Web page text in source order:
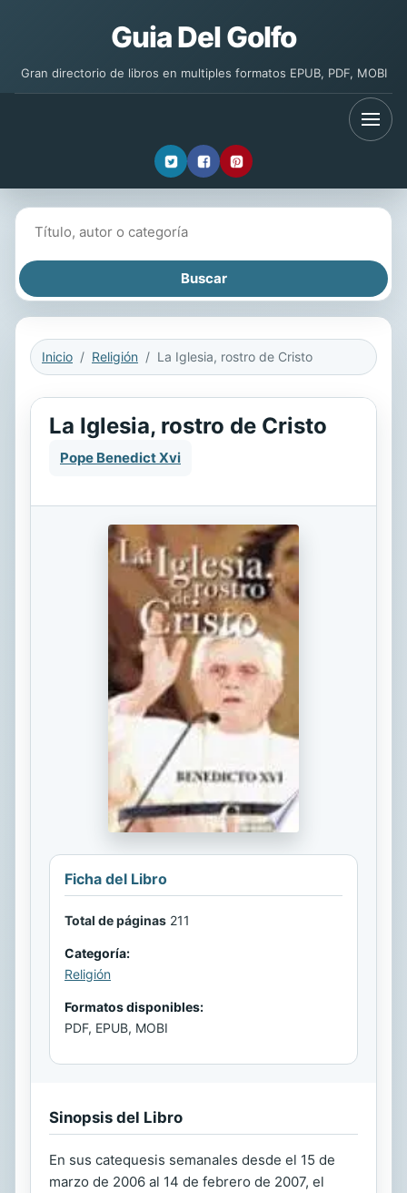
Guia Del Golfo
Gran directorio de libros en multiples formatos EPUB, PDF, MOBI
Inicio Religión La Iglesia, rostro de Cristo
La Iglesia, rostro de Cristo
Pope Benedict Xvi
Ficha del Libro
Total de páginas 211
Categoría:
Religión
Formatos disponibles:
PDF, EPUB, MOBI
Sinopsis del Libro
En sus catequesis semanales desde el 15 de
marzo de 2006 al 14 de febrero de 2007, el